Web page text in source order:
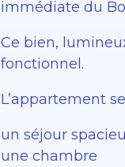
immédiate du
Ce bien,
fonctionnel.
L’appartement
un séjour
une chambre